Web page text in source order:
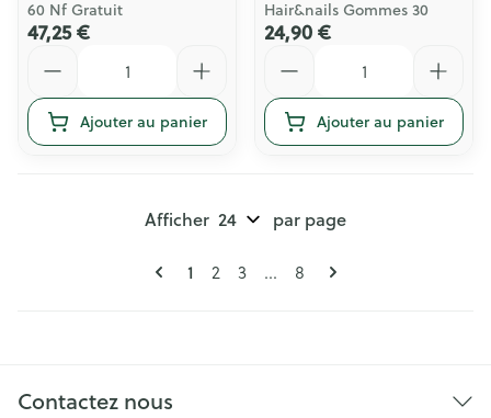
60 Nf Gratuit
47,25 €
Ajouter au panier
Hair&nails Gommes 30
24,90 €
Ajouter au panier
Pages
Vous lisez actuellement la page
1 Page
2 Page
3 ... Page
8
Afficher par page
Contactez nous